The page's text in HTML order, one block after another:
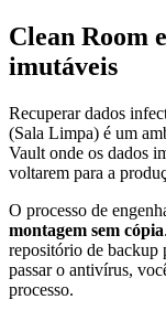
Clean Room
imutáveis
Recuperar dados
(Sala Limpa) é um
Vault onde os dados
voltarem para a
O processo de
montagem sem cópia
repositório de backup
passar o antivírus,
processo.